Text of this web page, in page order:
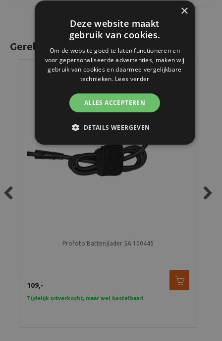
Gerelateerde producten
Profoto Batterijlader 5A 100445
109,-
Tijdelijk uitverkocht, maar wel bestelbaar!
×
Deze website maakt
gebruik van cookies.
Om de website goed te laten functioneren en
voor gepersonaliseerde advertenties, maken wij
gebruik van cookies en daarmee vergelijkbare
technieken. Lees verder
ALLES ACCEPTEREN
DETAILS WEERGEVEN